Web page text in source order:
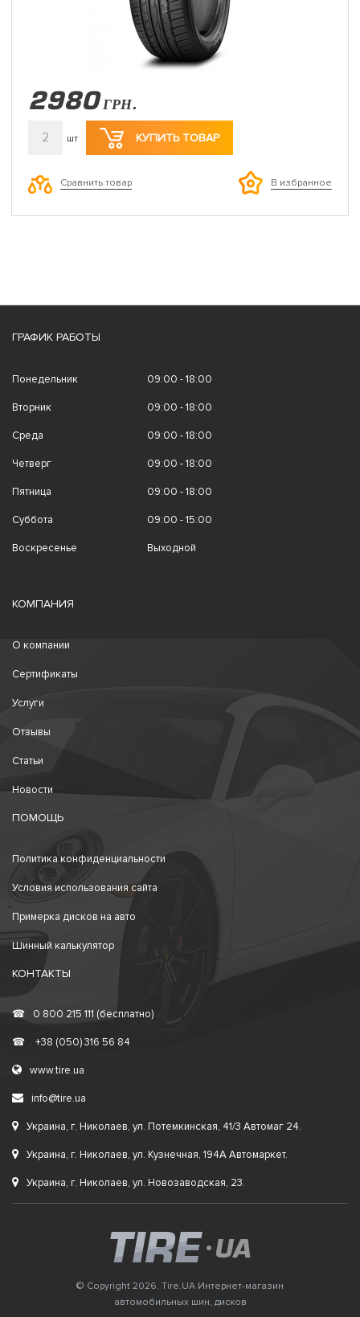
2980 ГРН.
2 шт КУПИТЬ ТОВАР
Сравнить товар В избранное
ГРАФИК РАБОТЫ
Понедельник 09:00 - 18:00
Вторник 09:00 - 18:00
Среда 09:00 - 18:00
Четверг 09:00 - 18:00
Пятница 09:00 - 18:00
Суббота 09:00 - 15:00
Воскресенье Выходной
КОМПАНИЯ
О компании
Сертификаты
Услуги
Отзывы
Статьи
Новости
ПОМОЩЬ
Политика конфиденциальности
Условия использования сайта
Примерка дисков на авто
Шинный калькулятор
КОНТАКТЫ
☎ 0 800 215 111 (бесплатно)
☎ +38 (050) 316 56 84
www.tire.ua
info@tire.ua
Украина, г. Николаев, ул. Потемкинская, 41/3 Автомаг 24.
Украина, г. Николаев, ул. Кузнечная, 194А Автомаркет.
Украина, г. Николаев, ул. Новозаводская, 23.
© Copyright 2026. Tire.UA Интернет-магазин
автомобильных шин, дисков